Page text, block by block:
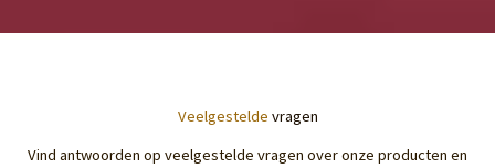
Veelgestelde vragen
Vind antwoorden op veelgestelde vragen over onze producten en